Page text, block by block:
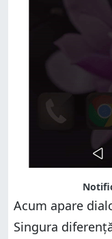
Acum apare
Singura